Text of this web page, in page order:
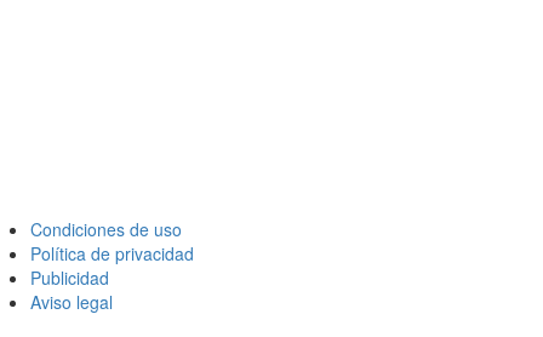
Condiciones de uso
Política de privacidad
Publicidad
Aviso legal